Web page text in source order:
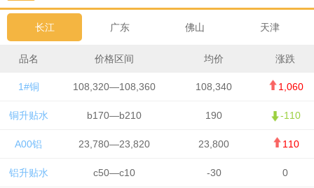
长江 广东 佛山 天津
品名 价格区间 均价 涨跌
1#铜 108,320—108,360 108,340 1,060
铜升贴水 b170—b210 190 -110
A00铝 23,780—23,820 23,800 110
铝升贴水 c50—c10 -30 0